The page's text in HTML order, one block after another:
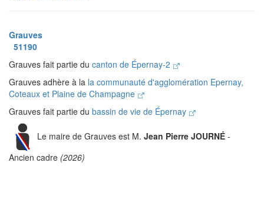
Grauves
51190
Grauves fait partie du canton de Épernay-2
Grauves adhère à la la communauté d'agglomération Epernay,
Coteaux et Plaine de Champagne
Grauves fait partie du bassin de vie de Épernay
Le maire de Grauves est M. Jean Pierre JOURNÉ -
Ancien cadre (2026)